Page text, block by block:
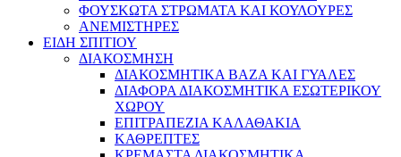
ΦΟΥΣΚΩΤΑ ΣΤΡΩΜΑΤΑ ΚΑΙ ΚΟΥΛΟΥΡΕΣ
ΑΝΕΜΙΣΤΗΡΕΣ
ΕΙΔΗ ΣΠΙΤΙΟΥ
ΔΙΑΚΟΣΜΗΣΗ
ΔΙΑΚΟΣΜΗΤΙΚΑ ΒΑΖΑ ΚΑΙ ΓΥΑΛΕΣ
ΔΙΑΦΟΡΑ ΔΙΑΚΟΣΜΗΤΙΚΑ ΕΣΩΤΕΡΙΚΟΥ
ΧΩΡΟΥ
ΕΠΙΤΡΑΠΕΖΙΑ ΚΑΛΑΘΑΚΙΑ
ΚΑΘΡΕΠΤΕΣ